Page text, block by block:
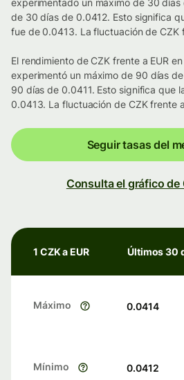
experimentado un máximo de 30
de 30 días de 0.0412. Esto significa
fue de 0.0413. La fluctuación de CZK
El rendimiento de CZK frente a EUR
experimentó un máximo de 90 días
90 días de 0.0411. Esto significa que
0.0413. La fluctuación de CZK frente
Seguir tasas del
Consulta el gráfico de
1 CZK a EUR Últimos 30
Máximo 0.0414
Mínimo 0.0412